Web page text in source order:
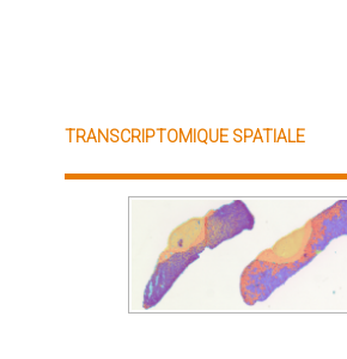
TRANSCRIPTOMIQUE SPATIALE